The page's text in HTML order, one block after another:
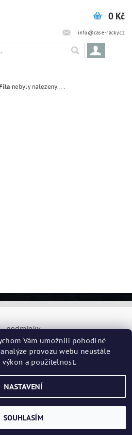
info@case-racky.cz
0 Kč
nebyly nalezeny....
podminky
- RACKY, všechna práva vyhrazena
Vytvořil Shoptet
Vám umožnili pohodlné
provozu webu neustále
a použitelnost.
NASTAVENÍ
SOUHLASÍM